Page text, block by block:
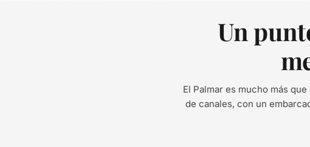
Un
El Palmar es mucho más
de canales, con un